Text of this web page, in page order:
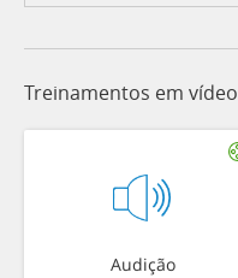
Treinamentos em vídeo
Audição